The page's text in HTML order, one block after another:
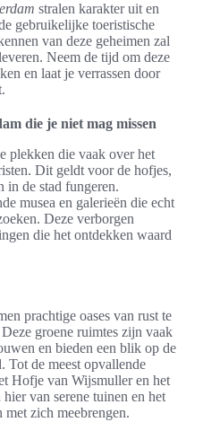
stralen karakter uit en
gebruikelijke toeristische
van deze geheimen zal
Neem de tijd om deze
en laat je verrassen door
die je niet mag missen
plekken die vaak over het
Dit geldt voor de hofjes,
in de stad fungeren.
musea en galerieën die echt
Deze verborgen
die het ontdekken waard
prachtige oases van rust te
groene ruimtes zijn vaak
en bieden een blik op de
Tot de meest opvallende
Hofje van Wijsmuller en het
van serene tuinen en het
zich meebrengen.